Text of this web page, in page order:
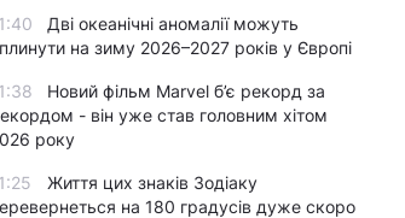
Дві океанічні аномалії можуть
на зиму 2026–2027 років у Європі
Новий фільм Marvel б’є рекорд за
- він уже став головним хітом
року
Життя цих знаків Зодіаку
на 180 градусів дуже скоро